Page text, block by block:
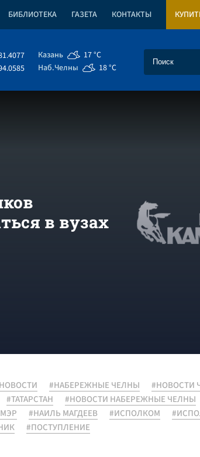
БИБЛИОТЕКА ГАЗЕТА КОНТАКТЫ
Казань
17 °C
Наб.Челны
18 °C
в вузах
#НАБЕРЕЖНЫЕ ЧЕЛНЫ
#НОВОСТИ
#ТАТАРСТАН
#НОВОСТИ НАБЕРЕЖНЫЕ ЧЕЛНЫ
#НАИЛЬ МАГДЕЕВ #ИСПОЛКОМ
#ПОСТУПЛЕНИЕ